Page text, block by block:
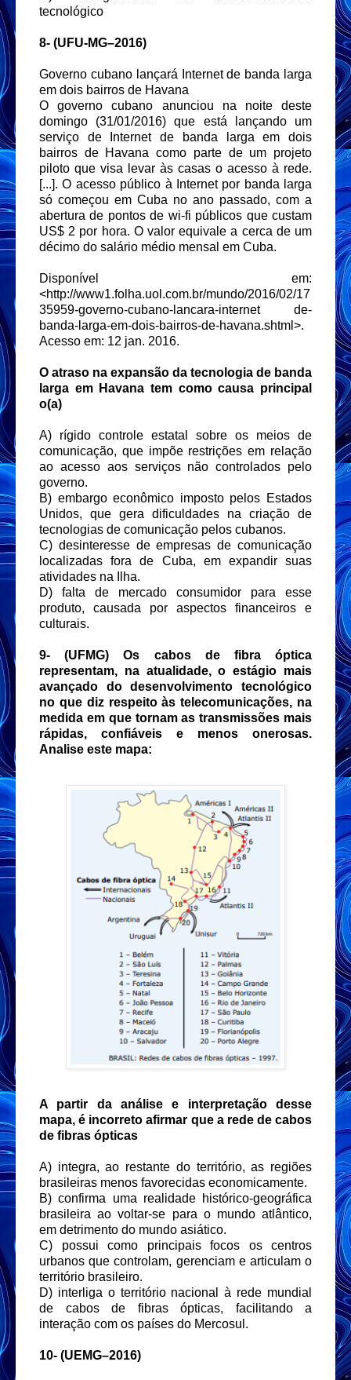
tecnológico
8- (UFU-MG–2016)
Governo cubano lançará Internet de banda larga
em dois bairros de Havana
O governo cubano anunciou na noite deste
domingo (31/01/2016) que está lançando um
serviço de Internet de banda larga em dois
bairros de Havana como parte de um projeto
piloto que visa levar às casas o acesso à rede.
[...]. O acesso público à Internet por banda larga
só começou em Cuba no ano passado, com a
abertura de pontos de wi-fi públicos que custam
US$ 2 por hora. O valor equivale a cerca de um
décimo do salário médio mensal em Cuba.
Disponível em:
<http://www1.folha.uol.com.br/mundo/2016/02/17
35959-governo-cubano-lancara-internet de-
banda-larga-em-dois-bairros-de-havana.shtml>.
Acesso em: 12 jan. 2016.
O atraso na expansão da tecnologia de banda
larga em Havana tem como causa principal
o(a)
A) rígido controle estatal sobre os meios de
comunicação, que impõe restrições em relação
ao acesso aos serviços não controlados pelo
governo.
B) embargo econômico imposto pelos Estados
Unidos, que gera dificuldades na criação de
tecnologias de comunicação pelos cubanos.
C) desinteresse de empresas de comunicação
localizadas fora de Cuba, em expandir suas
atividades na Ilha.
D) falta de mercado consumidor para esse
produto, causada por aspectos financeiros e
culturais.
9-(UFMG) Os cabos de fibra óptica
representam, na atualidade, o estágio mais
avançado do desenvolvimento tecnológico
no que diz respeito às telecomunicações, na
medida em que tornam as transmissões mais
rápidas, confiáveis e menos onerosas.
Analise este mapa:
A partir da análise e interpretação desse
mapa, é incorreto afirmar que a rede de cabos
de fibras ópticas
A) integra, ao restante do território, as regiões
brasileiras menos favorecidas economicamente.
B) confirma uma realidade histórico-geográfica
brasileira ao voltar-se para o mundo atlântico,
em detrimento do mundo asiático.
C) possui como principais focos os centros
urbanos que controlam, gerenciam e articulam o
território brasileiro.
D) interliga o território nacional à rede mundial
de cabos de fibras ópticas, facilitando a
interação com os países do Mercosul.
10- (UEMG–2016)